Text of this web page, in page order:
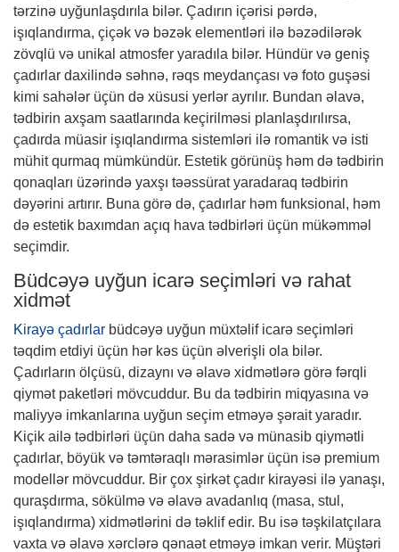
tərzinə uyğunlaşdırıla bilər. Çadırın içərisi pərdə,
işıqlandırma, çiçək və bəzək elementləri ilə bəzədilərək
zövqlü və unikal atmosfer yaradıla bilər. Hündür və geniş
çadırlar daxilində səhnə, rəqs meydançası və foto guşəsi
kimi sahələr üçün də xüsusi yerlər ayrılır. Bundan əlavə,
tədbirin axşam saatlarında keçirilməsi planlaşdırılırsa,
çadırda müasir işıqlandırma sistemləri ilə romantik və isti
mühit qurmaq mümkündür. Estetik görünüş həm də tədbirin
qonaqları üzərində yaxşı təəssürat yaradaraq tədbirin
dəyərini artırır. Buna görə də, çadırlar həm funksional, həm
də estetik baxımdan açıq hava tədbirləri üçün mükəmməl
seçimdir.
Büdcəyə uyğun icarə seçimləri və rahat
xidmət
Kirayə çadırlar büdcəyə uyğun müxtəlif icarə seçimləri
təqdim etdiyi üçün hər kəs üçün əlverişli ola bilər.
Çadırların ölçüsü, dizaynı və əlavə xidmətlərə görə fərqli
qiymət paketləri mövcuddur. Bu da tədbirin miqyasına və
maliyyə imkanlarına uyğun seçim etməyə şərait yaradır.
Kiçik ailə tədbirləri üçün daha sadə və münasib qiymətli
çadırlar, böyük və təmtəraqlı mərasimlər üçün isə premium
modellər mövcuddur. Bir çox şirkət çadır kirayəsi ilə yanaşı,
quraşdırma, sökülmə və əlavə avadanlıq (masa, stul,
işıqlandırma) xidmətlərini də təklif edir. Bu isə təşkilatçılara
vaxta və əlavə xərclərə qənaət etməyə imkan verir. Müştəri